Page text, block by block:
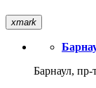
xmark
Барнаул, пр-